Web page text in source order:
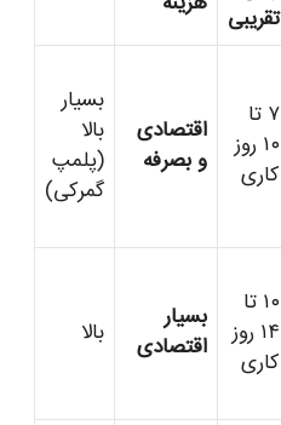
تقریبی
۷ تا
۱۰ روز
کاری
اقتصادی
و بصرفه
بسیار
بالا
(پلمپ
گمرکی)
۱۰ تا
۱۴ روز
کاری
بسیار
اقتصادی
بالا